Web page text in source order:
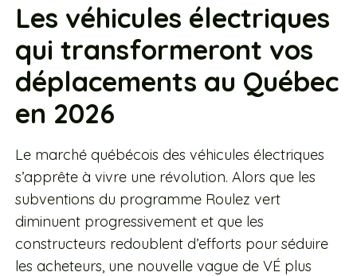
Les véhicules électriques
qui transformeront vos
déplacements au Québec
en 2026
Le marché québécois des véhicules électriques
s’apprête à vivre une révolution. Alors que les
subventions du programme Roulez vert
diminuent progressivement et que les
constructeurs redoublent d’efforts pour séduire
les acheteurs, une nouvelle vague de VÉ plus